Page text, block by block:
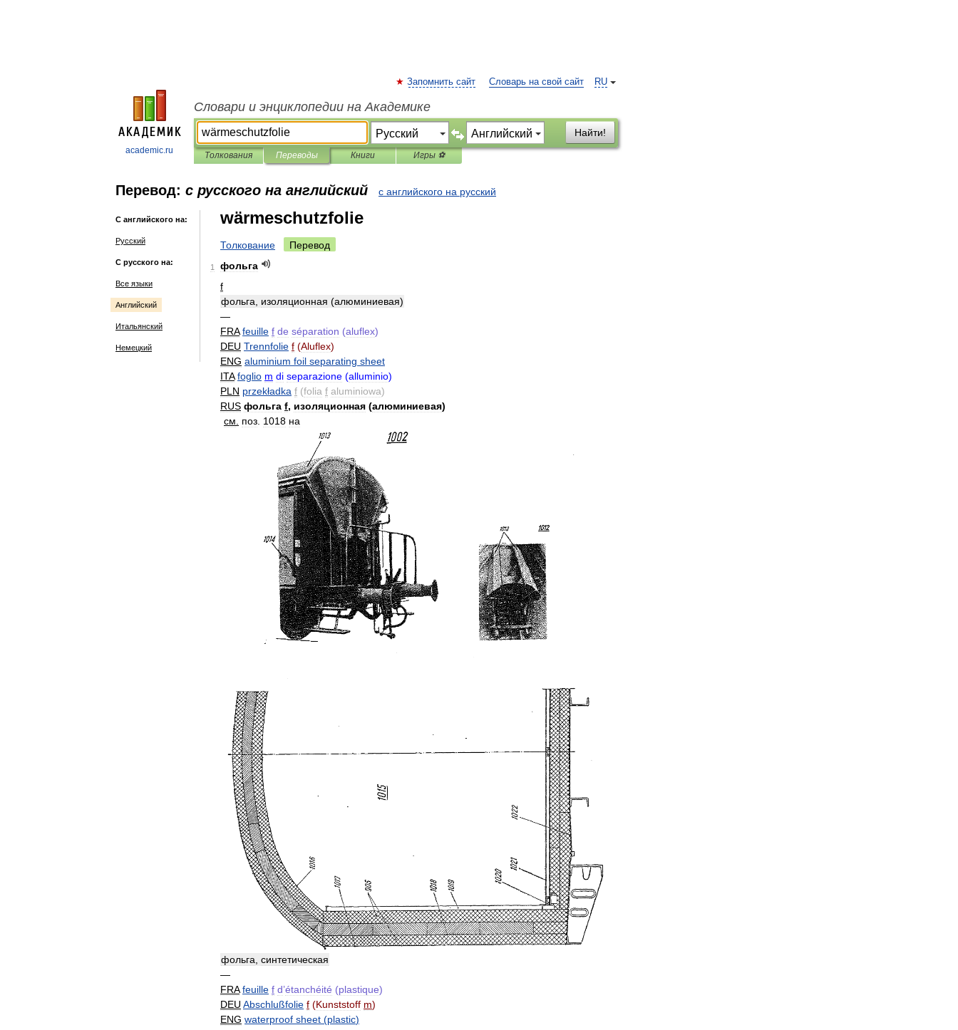
academic.ru
RU
Запомнить сайт Словарь на свой сайт
Словари и энциклопедии на Академике
Найти!
Толкования Переводы Книги Игры ⚽
Перевод: с русского на английский с английского на русский
С английского на:
Русский
С русского на:
Все языки
Английский
Итальянский
Немецкий
wärmeschutzfolie
Толкование Перевод
1
фольга
f
фольга
изоляционная (алюминиевая)
—
FRA feuille f de séparation (aluflex)
DEU Trennfolie f (Aluflex)
ENG aluminium foil separating sheet
ITA foglio m di separazione (alluminio)
PLN przekładka f (folia f aluminiowa)
RUS фольга f, изоляционная (алюминиевая)
см
поз 1018 на
фольга синтетическая
—
FRA feuille f d’étanchéité (plastique)
DEU Abschlußfolie f (Kunststoff m)
ENG waterproof sheet (plastic)